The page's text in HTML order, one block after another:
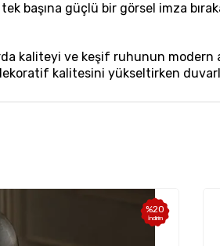
başına güçlü bir görsel imza
kaliteyi ve keşif ruhunun modern
kalitesini yükseltirken